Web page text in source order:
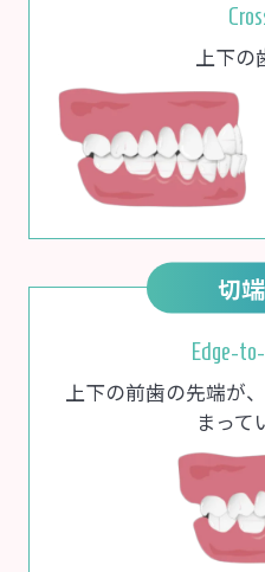
上下
切
Edge-
上下の前歯の先端が
まって